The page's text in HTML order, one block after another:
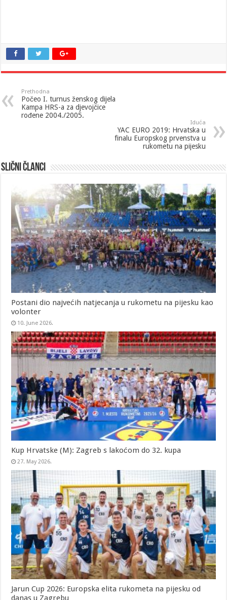
Prethodna
Počeo I. turnus ženskog dijela
Kampa HRS-a za djevojčice
rođene 2004./2005.
Iduća
YAC EURO 2019: Hrvatska u
finalu Europskog prvenstva u
rukometu na pijesku
Slični članci
Postani dio najvećih natjecanja u rukometu na pijesku kao
volonter
10. June 2026.
Kup Hrvatske (M): Zagreb s lakoćom do 32. kupa
27. May 2026.
Jarun Cup 2026: Europska elita rukometa na pijesku od
danas u Zagrebu